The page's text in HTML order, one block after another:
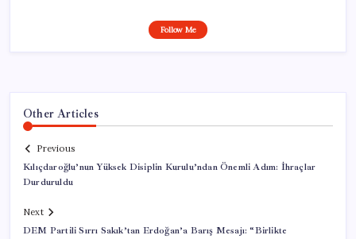
Follow Me
Other Articles
Previous
Kılıçdaroğlu’nun Yüksek Disiplin Kurulu’ndan Önemli Adım: İhraçlar
Durduruldu
Next
DEM Partili Sırrı Sakık’tan Erdoğan’a Barış Mesajı: “Birlikte